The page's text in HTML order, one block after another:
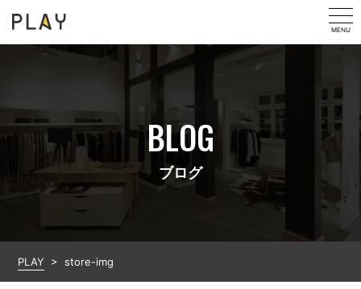
MENU
BLOG
ブログ
PLAY >store-img